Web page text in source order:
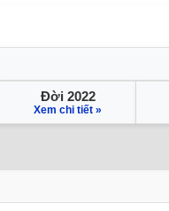
Đời 2022
Xem chi tiết »